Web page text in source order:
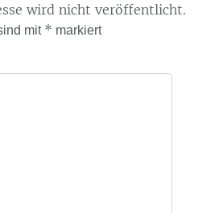
wird nicht veröffentlicht.
mit * markiert